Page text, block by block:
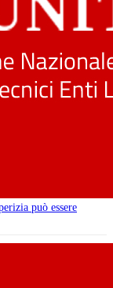
può essere